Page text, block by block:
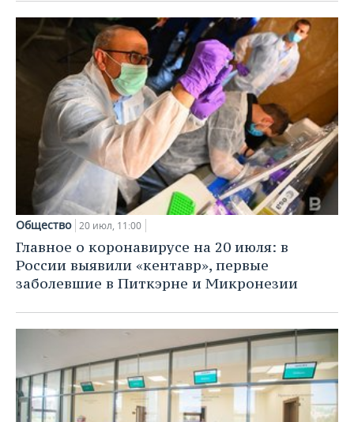
Общество 20 июл, 11:00
Главное о коронавирусе на 20 июля: в
России выявили «кентавр», первые
заболевшие в Питкэрне и Микронезии